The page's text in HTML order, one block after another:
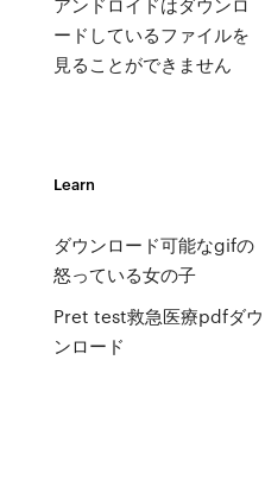
ードしているファイルを
見ることができません
Learn
ダウンロード可能なgifの
怒っている女の子
Pret test救急医療pdfダウ
ンロード